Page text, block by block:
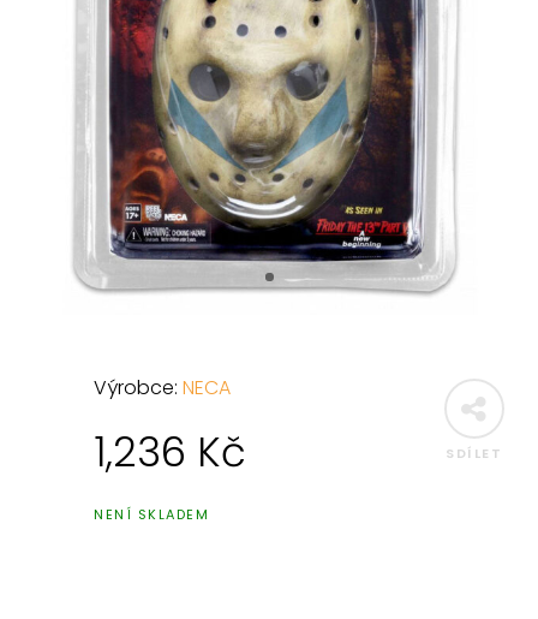
SDÍLET
Výrobce:NECA
1,236 Kč
NENÍ SKLADEM